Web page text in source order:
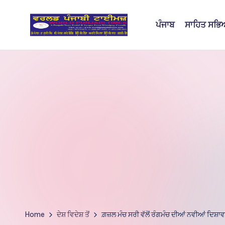
W
bi
ਪੰਜਾਬ ਸਾਹਿਤ
Home ਦੇਸ਼ ਵਿਦੇਸ਼ ਤੋਂ ਗ਼ਜ਼ਲ ਮੰਚ ਸਰੀ ਵੱਲੋਂ ਰੰਗਮੰਚ ਦੀਆਂ ਨਵੀਆਂ